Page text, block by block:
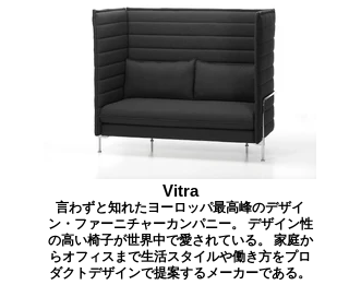
Vitra
言わずと知れたヨーロッパ最高峰のデザイ
ン・ファーニチャーカンパニー。 デザイン性
の高い椅子が世界中で愛されている。 家庭か
らオフィスまで生活スタイルや働き方をプロ
ダクトデザインで提案するメーカーである。